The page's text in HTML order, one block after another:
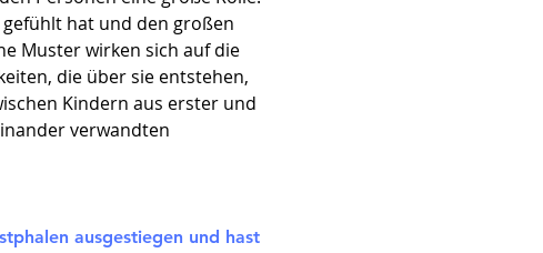
hat und den großen
Muster wirken sich auf die
die über sie entstehen,
Kindern aus erster und
verwandten
ausgestiegen und hast